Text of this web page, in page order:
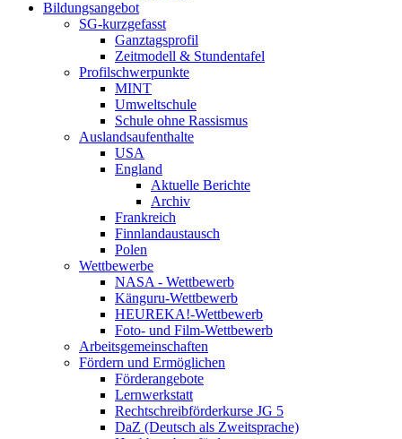
Bildungsangebot
SG-kurzgefasst
Ganztagsprofil
Zeitmodell & Stundentafel
Profilschwerpunkte
MINT
Umweltschule
Schule ohne Rassismus
Auslandsaufenthalte
USA
England
Aktuelle Berichte
Archiv
Frankreich
Finnlandaustausch
Polen
Wettbewerbe
NASA - Wettbewerb
Känguru-Wettbewerb
HEUREKA!-Wettbewerb
Foto- und Film-Wettbewerb
Arbeitsgemeinschaften
Fördern und Ermöglichen
Förderangebote
Lernwerkstatt
Rechtschreibförderkurse JG 5
DaZ (Deutsch als Zweitsprache)